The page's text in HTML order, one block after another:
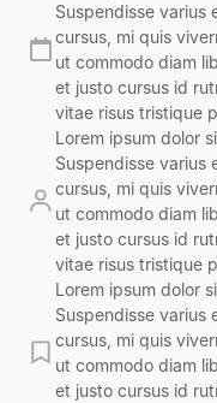
Suspendisse varius
cursus, mi quis
ut commodo diam
et justo cursus id
vitae risus tristique
Lorem ipsum dolor
Suspendisse varius
cursus, mi quis
ut commodo diam
et justo cursus id
vitae risus tristique
Lorem ipsum dolor
Suspendisse varius
cursus, mi quis
ut commodo diam
et justo cursus id